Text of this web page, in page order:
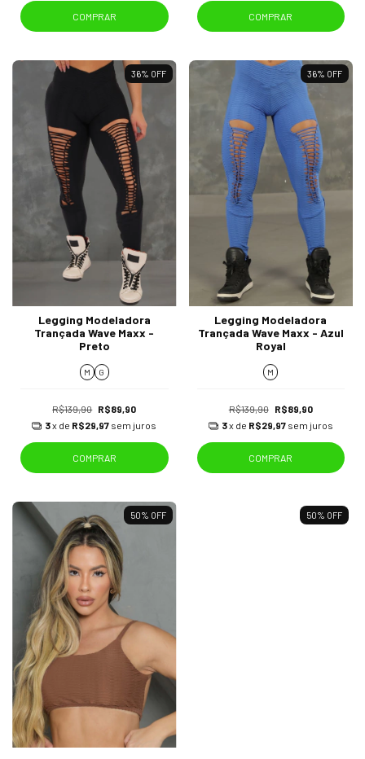
COMPRAR COMPRAR
36% OFF
Legging Modeladora
Trançada Wave Maxx -
Preto
M G
R$139,90 R$89,90
3x de R$29,97 sem juros
COMPRAR
36% OFF
Legging Modeladora
Trançada Wave Maxx - Azul
Royal
M
R$139,90 R$89,90
3x de R$29,97 sem juros
COMPRAR
50% OFF 50% OFF